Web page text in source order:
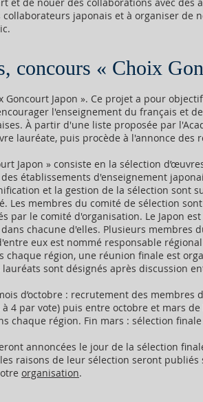
japonais et à organiser de
concours « Choix
Goncourt Japon ». Ce projet a pour
l'enseignement du français et
À partir d'une liste proposée par
lauréate, puis procède à l'annonce des
Japon » consiste en la sélection
établissements d'enseignement
et la gestion de la sélection sont
Les membres du comité de sélection
par le comité d'organisation. Le Japon
chacune d'elles. Plusieurs membres
eux est nommé responsable
chaque région, une réunion finale est
sont désignés après discussion
d’octobre : recrutement des
4 par vote) puis entre octobre et mars
chaque région. Fin mars : sélection
annoncées le jour de la sélection
raisons de leur sélection seront publiés
organisation.